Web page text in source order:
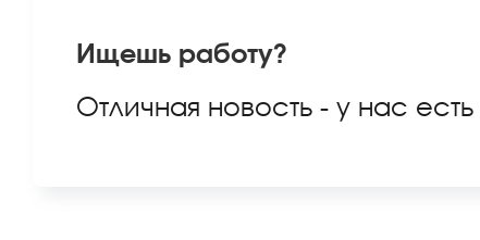
Ищешь работу?
Отличная новость - у нас